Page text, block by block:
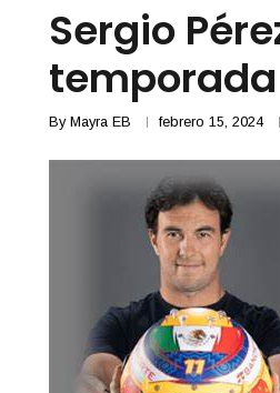
Sergio
temporada
By Mayra EB febrero 15, 2024